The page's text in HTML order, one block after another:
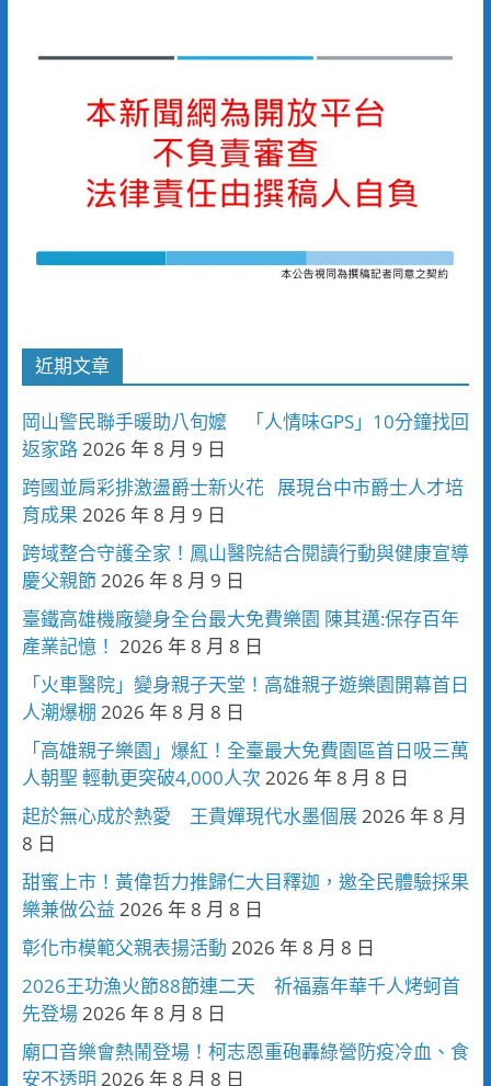
近期文章
岡山警民聯手暖助八旬嬤 「人情味GPS」10分鐘找回
返家路2026 年 8 月 9 日
跨國並肩彩排激盪爵士新火花 展現台中市爵士人才培
育成果 2026 年 8 月 9 日
跨域整合守護全家！鳳山醫院結合閱讀行動與健康宣導
慶父親節2026 年 8 月 9 日
臺鐵高雄機廠變身全台最大免費樂園 陳其邁:保存百年
產業記憶！ 2026 年 8 月 8 日
「火車醫院」變身親子天堂！高雄親子遊樂園開幕首日
人潮爆棚 2026 年 8 月 8 日
「高雄親子樂園」爆紅！全臺最大免費園區首日吸三萬
人朝聖 輕軌更突破4,000人次 2026 年 8 月 8 日
起於無心成於熱愛 王貴嬋現代水墨個展2026 年 8 月
8 日
甜蜜上市！黃偉哲力推歸仁大目釋迦，邀全民體驗採果
樂兼做公益 2026 年 8 月 8 日
彰化市模範父親表揚活動 2026 年 8 月 8 日
2026王功漁火節88節連二天 祈福嘉年華千人烤蚵首
先登場2026 年 8 月 8 日
廟口音樂會熱鬧登場！柯志恩重砲轟綠營防疫冷血、食
安不透明 2026 年 8 月 8 日